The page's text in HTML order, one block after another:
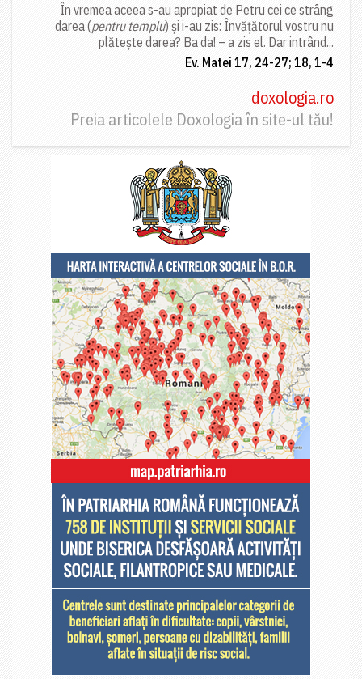
În vremea aceea s-au apropiat de Petru cei ce strâng
darea (pentru templu) și i-au zis: Învățătorul vostru nu
plătește darea? Ba da! – a zis el. Dar intrând...
Ev. Matei 17, 24-27; 18, 1-4
doxologia.ro
Preia articolele Doxologia în site-ul tău!